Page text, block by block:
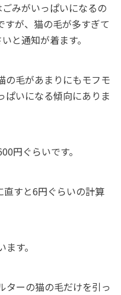
みがいっぱいになるの
すが、猫の毛が多すぎて
と通知が着ます。
の毛があまりにもモフモ
ぱいになる傾向にありま
円ぐらいです。
すと6円ぐらいの計算
す。
ターの猫の毛だけを引っ